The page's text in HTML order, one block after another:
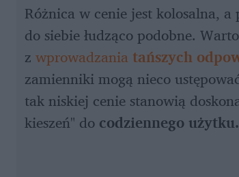
Różnica w cenie jest kolosalna,
do siebie łudząco podobne.
z wprowadzania tańszych
zamienniki mogą nieco
tak niskiej cenie stanowią
kieszeń" do codziennego użytku.